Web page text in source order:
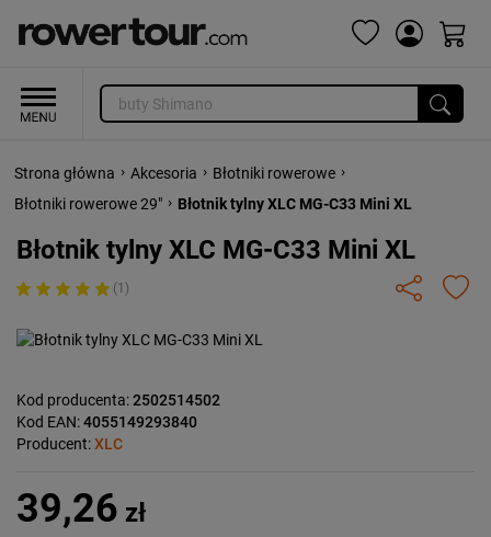
Strona główna › Akcesoria › Błotniki rowerowe ›
Błotniki rowerowe 29" › Błotnik tylny XLC MG-C33 Mini XL
Błotnik tylny XLC MG-C33 Mini XL
(1)
Kod producenta:2502514502
Kod EAN:4055149293840
Producent:XLC
39,26 zł